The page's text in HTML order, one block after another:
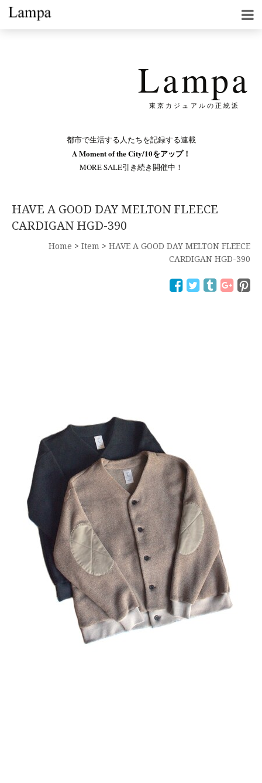
Lampa
東京カジュアルの正統派
都市で生活する人たちを記録する連載
A Moment of the City/10をアップ！
MORE SALE引き続き開催中！
HAVE A GOOD DAY MELTON FLEECE
CARDIGAN HGD-390
Home > Item > HAVE A GOOD DAY MELTON FLEECE
CARDIGAN HGD-390